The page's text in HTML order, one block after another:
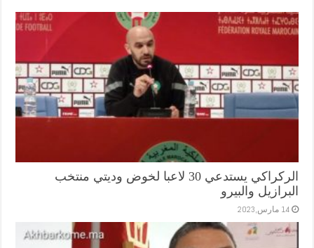
الركراكي يستدعي 30 لاعبا لخوض وديتي منتخب
البرازيل والبيرو
14 مارس,2023